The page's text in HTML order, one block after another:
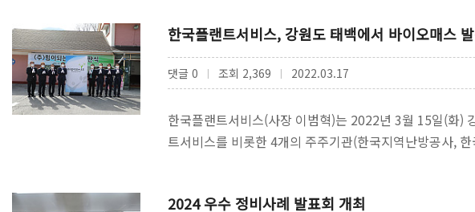
한국플랜트서비스, 강원도 태백에서 바이오매스
댓글 0 | 조회 2,369 | 2022.03.17
한국플랜트서비스(사장 이범혁)는 2022년 3월 15일(화)
트서비스를 비롯한 4개의 주주기관(한국지역난방공사,
2024 우수 정비사례 발표회 개최